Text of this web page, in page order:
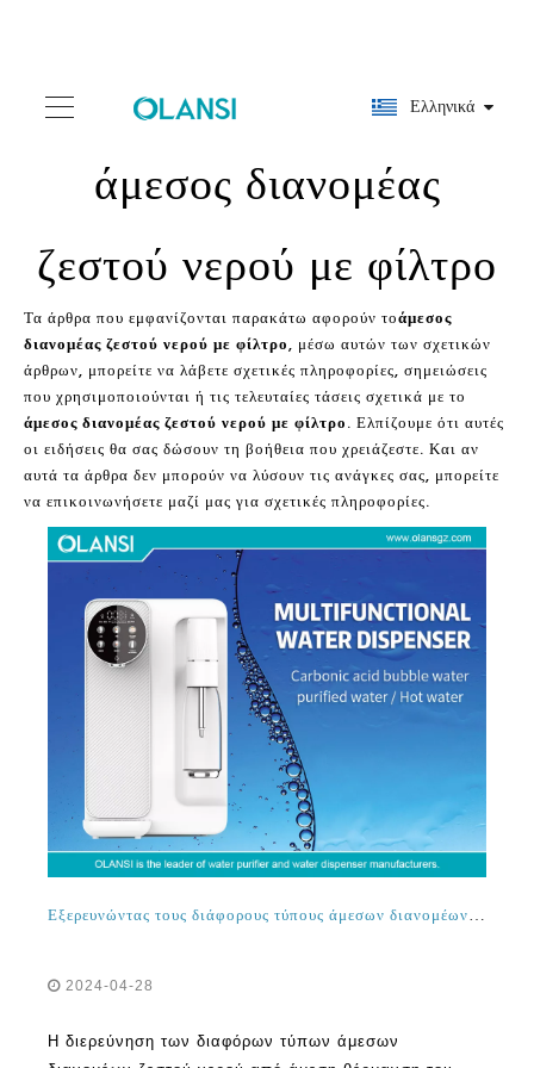
Ελληνικά
άμεσος διανομέας
ζεστού νερού με φίλτρο
Τα άρθρα που εμφανίζονται παρακάτω αφορούν τοάμεσος
διανομέας ζεστού νερού με φίλτρο, μέσω αυτών των σχετικών
άρθρων, μπορείτε να λάβετε σχετικές πληροφορίες, σημειώσεις
που χρησιμοποιούνται ή τις τελευταίες τάσεις σχετικά με το
άμεσος διανομέας ζεστού νερού με φίλτρο. Ελπίζουμε ότι αυτές
οι ειδήσεις θα σας δώσουν τη βοήθεια που χρειάζεστε. Και αν
αυτά τα άρθρα δεν μπορούν να λύσουν τις ανάγκες σας, μπορείτε
να επικοινωνήσετε μαζί μας για σχετικές πληροφορίες.
Εξερευνώντας τους διάφορους τύπους άμεσων διανομέων ζεστού νερού από κατασκευαστή καθαρισμού νερού άμεσης θέρμανσης
2024-04-28
Η διερεύνηση των διαφόρων τύπων άμεσων